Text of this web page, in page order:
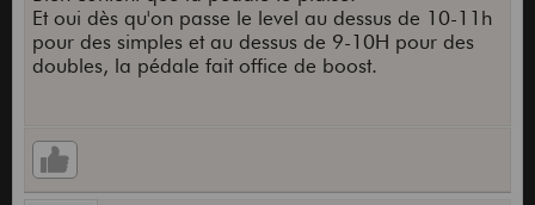
Et oui dès qu'on passe le level au dessus de 10-11h
pour des simples et au dessus de 9-10H pour des
doubles, la pédale fait office de boost.